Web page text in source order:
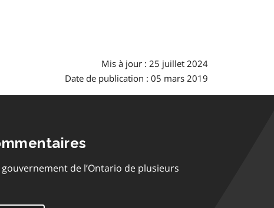
Mis à jour : 25 juillet 2024
Date de publication : 05 mars 2019
de l’Ontario de plusieurs